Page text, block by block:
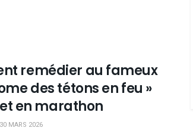
remédier au fameux
des tétons en feu »
en marathon
MARS 2026